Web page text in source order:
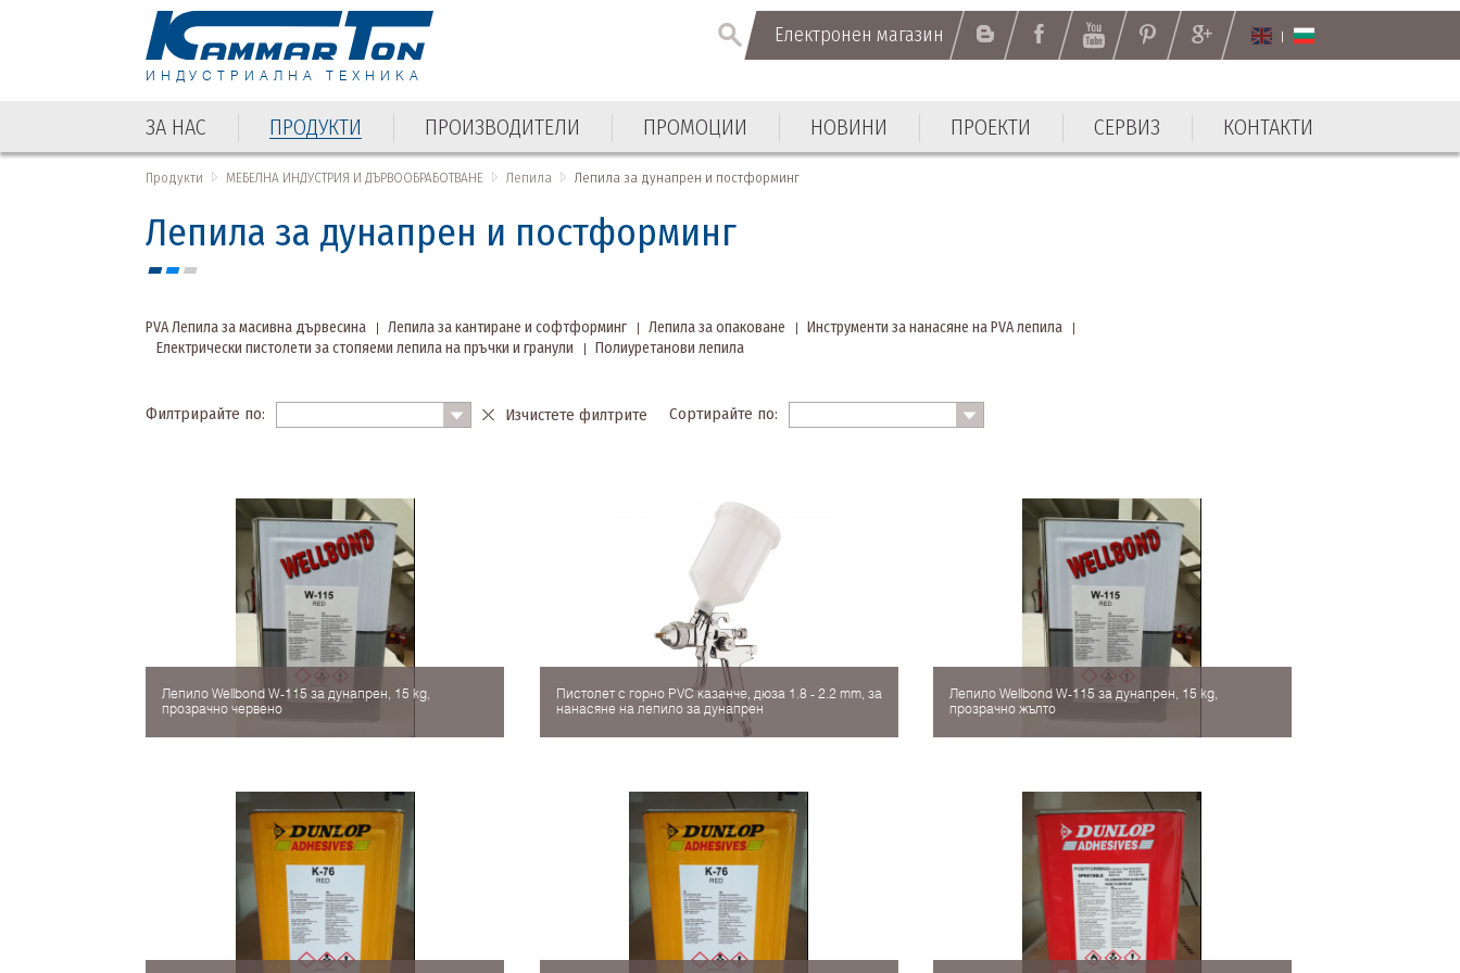
ИНДУСТРИАЛНА ТЕХНИКА
Електронен магазин
ЗА НАС ПРОДУКТИ ПРОИЗВОДИТЕЛИ ПРОМОЦИИ НОВИНИ ПРОЕКТИ СЕРВИЗ КОНТАКТИ
Продукти МЕБЕЛНА ИНДУСТРИЯ И ДЪРВООБРАБОТВАНЕ Лепила Лепила за дунапрен и постформинг
Лепила за дунапрен и постформинг
PVA Лепила за масивна дървесина Лепила за кантиране и софтформинг Лепила за опаковане
Инструменти за нанасяне на PVA лепила
Електрически пистолети за стопяеми лепила на пръчки и гранули
Полиуретанови лепила
Филтрирайте по: Изчистете филтрите Сортирайте по:
Лепило Wellbond W-115 за дунапрен, 15 kg,
прозрачно червено
Пистолет с горно PVC казанче, дюза 1.8 - 2.2 mm, за
нанасяне на лепило за дунапрен
Лепило Wellbond W-115 за дунапрен, 15 kg,
прозрачно жълто